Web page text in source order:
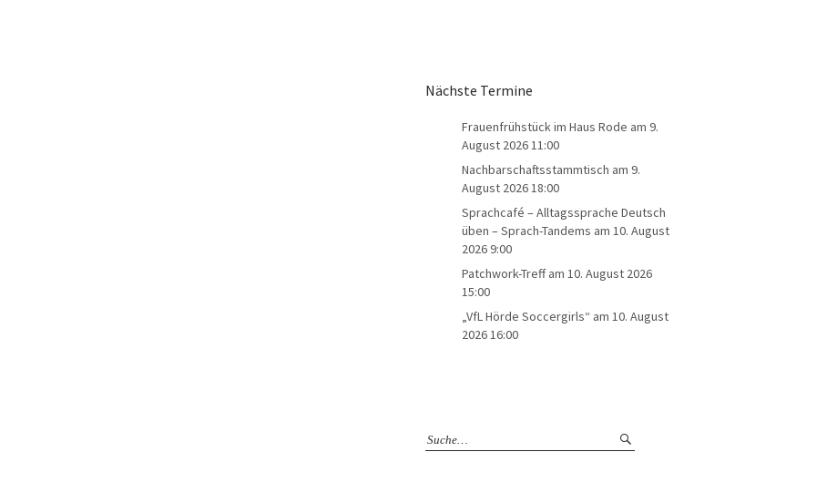
Nächste Termine
Frauenfrühstück im Haus Rode am 9.
August 2026 11:00
Nachbarschaftsstammtisch am 9.
August 2026 18:00
Sprachcafé – Alltagssprache Deutsch
üben – Sprach-Tandems am 10. August
2026 9:00
Patchwork-Treffam 10. August 2026
15:00
„VfL Hörde Soccergirls“ am 10. August
2026 16:00